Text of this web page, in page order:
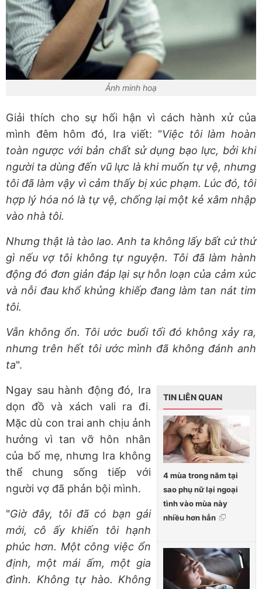
Ảnh minh hoạ
Giải thích cho sự hối hận vì cách hành xử của
mình đêm hôm đó, Ira viết: "Việc tôi làm hoàn
toàn ngược với bản chất sử dụng bạo lực, bởi khi
người ta dùng đến vũ lực là khi muốn tự vệ, nhưng
tôi đã làm vậy vì cảm thấy bị xúc phạm. Lúc đó, tôi
hợp lý hóa nó là tự vệ, chống lại một kẻ xâm nhập
vào nhà tôi.
Nhưng thật là tào lao. Anh ta không lấy bất cứ thứ
gì nếu vợ tôi không tự nguyện. Tôi đã làm hành
động đó đơn giản đáp lại sự hỗn loạn của cảm xúc
và nỗi đau khổ khủng khiếp đang làm tan nát tim
tôi.
Vẫn không ổn. Tôi ước buổi tối đó không xảy ra,
nhưng trên hết tôi ước mình đã không đánh anh
ta".
TIN LIÊN QUAN
4 mùa trong năm tại
sao phụ nữ lại ngoại
tình vào mùa này
nhiều hơn hẳn
Ngay sau hành động đó, Ira
dọn đồ và xách vali ra đi.
Mặc dù con trai anh chịu ảnh
hưởng vì tan vỡ hôn nhân
của bố mẹ, nhưng Ira không
thể chung sống tiếp với
người vợ đã phản bội mình.
"Giờ đây, tôi đã có bạn gái
mới, cô ấy khiến tôi hạnh
phúc hơn. Một công việc ổn
định, một mái ấm, một gia
đình. Không tự hào. Không